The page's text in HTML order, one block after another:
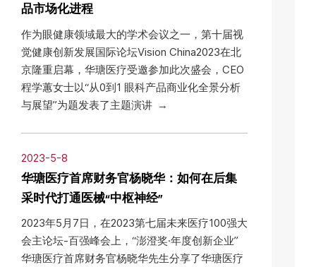
品市场化进程
作为眼健康领域最大的学术会议之一，第十届视
觉健康创新发展国际论坛Vision China2023在北
京隆重启幕，华瑭医疗受邀参加此次盛会，CEO
程学蕙女士以“从0到1 眼科产品商业化全景分析
与展望”为题发表了主题演讲
2023-5-8
华瑭医疗首席财务官杨晓华：如何在后集
采时代打通医械“中枢神经”
2023年5月7日，在2023第七届未来医疗100强大
会主论坛-百强峰会上，“澎澄奖·年度创新企业”
华瑭医疗首席财务官杨晓华先生分享了华瑭医疗